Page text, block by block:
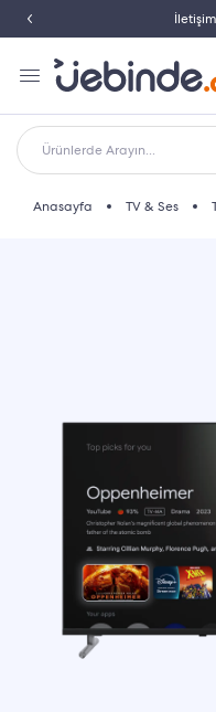
Ürünlerde Arayın...
Anasayfa TV & Ses